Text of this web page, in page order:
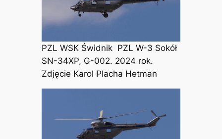
PZL WSK Świdnik PZL W-3 Sokół
SN-34XP, G-002. 2024 rok.
Zdjęcie Karol Placha Hetman